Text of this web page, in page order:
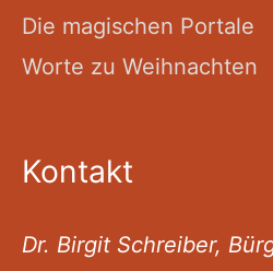
Die magischen Portale
Worte zu Weihnachten
Kontakt
Dr. Birgit Schreiber,